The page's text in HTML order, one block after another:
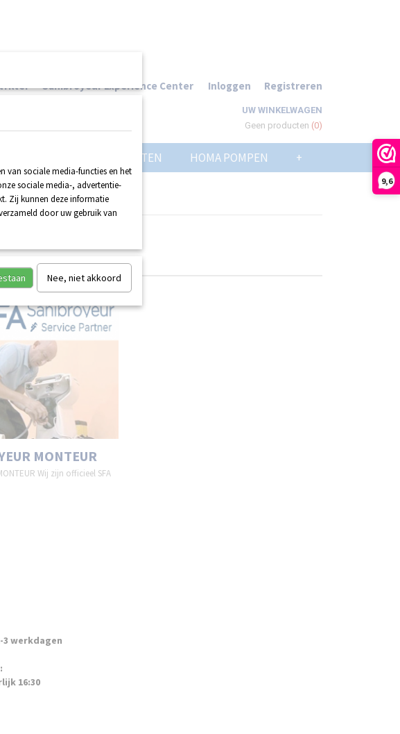
9,6
Sanibroyeur Experience Center Inloggen Registreren
UW WINKELWAGEN
Geen producten (0)
POMPPUTTEN HOMA POMPEN +
MONTEUR
Wij zijn officieel SFA
werkdagen
16:30
van sociale media-functies en het
sociale media-, advertentie-
Zij kunnen deze informatie
door uw gebruik van
Nee, niet akkoord